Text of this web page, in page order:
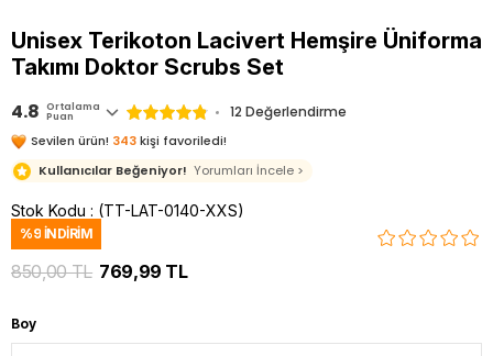
Unisex Terikoton Lacivert Hemşire Üniforma
Takımı Doktor Scrubs Set
4.8 Ortalama
Puan 12 Değerlendirme
Sevilen ürün! 343kişi favoriledi!
Kullanıcılar Beğeniyor! Yorumları İncele >
Stok Kodu (TT-LAT-0140-XXS)
%9 İNDIRIM
850,00 TL 769,99 TL
Boy